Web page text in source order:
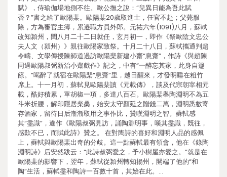
賦》，侍瑜伽場地側不往。歐公撫之說：“兒異日能為吾此賦
否？”書之給了歐陽棐。歐陽棐20歲取進士，任官不赴；父薨服
除，方為審官主簿，累遷職方員外郎。元祐六年(1091)八月，蘇軾
改知潁州，閏八月二十二日就任，玄月初一，即作《祭歐陰文忠公
夫人文（潁州）》親往歐陽家致祭。十月二十八日，蘇軾攜通判趙
令疇、文學傳授陳師道過訪歐陽棐新建小齋“息齋”，作詩《與趙陳
同過歐陽叔弼新治小齋戲作》記之，中有“一醉忘其家，此身自籧
篨。”喝醉了就宿在歐陽棐“息齋”里，越日醒來，才發明睡在粗竹
席上。十一月初，蘇軾見歐陽棐讀《元載傳》，談及代宗朝宰相元
載，酷好積累，單胡椒一項，多達八百石。歐陽棐舉陶淵明不為五
斗米折腰，解印隱居柴桑，始安太守顏延之贈錢二萬，淵明悉數寄
存酒家，留待日后漸漸取用之事作比，贊嘆淵明之智。蘇軾感
其“盡識”，遂作《歐陽叔弼見訪，誦陶淵明事，嘆其盡識，既往，
感歎不已，而賦此詩》贊之。 在對陶詩的喜好和淵明人品的感佩
上，蘇軾與歐陽棐出奇的分歧。這一點蘇軾最有領會，他在《錄陶
淵明詩》后安然跋云：“此詩叔弼愛之，予小樹屋亦愛之。”就是在
歐陽棐的影響下，翌年，蘇軾從潁州轉知揚州，開端了他的“和
陶”生活，蘇軾盡和陶詩一百數十首，其始在此。…